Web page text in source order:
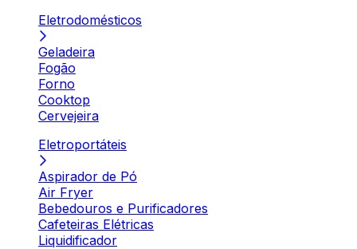
Eletrodomésticos
Geladeira
Fogão
Forno
Cooktop
Cervejeira
Eletroportáteis
Aspirador de Pó
Air Fryer
Bebedouros e Purificadores
Cafeteiras Elétricas
Liquidificador